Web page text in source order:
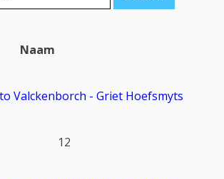
Naam
Valckenborch - Griet Hoefsmyts
12